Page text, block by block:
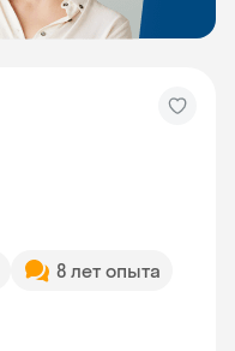
8 лет опыта